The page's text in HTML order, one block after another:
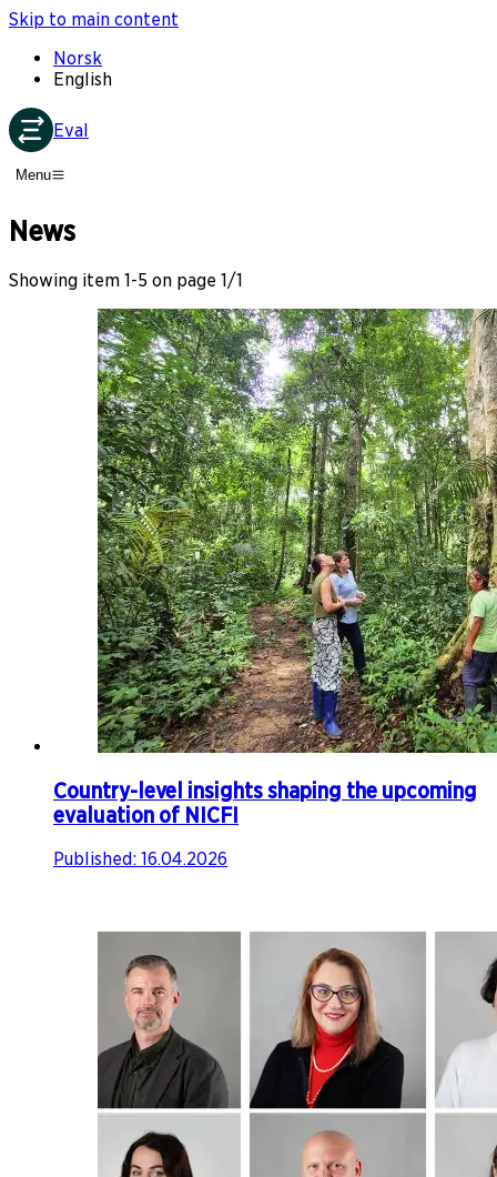
Skip to main content
Norsk
English
Eval
Menu
News
Showing item 1-5 on page 1/1
Country-level insights shaping the upcoming
evaluation of NICFI​​​​‌ ‍ ​‍​‍‌‍ ‌ ​‍‌‍‍‌‌‍‌ ‌‍‍‌‌‍ ‍​‍​‍​ ‍‍​‍​‍‌ ​ ‌‍​‌‌‍ ‍‌‍‍‌‌ ‌​‌ ‍‌​‍ ‍‌‍‍‌‌‍ ​‍​‍​‍ ​​‍​‍‌‍‍​‌ ​‍‌‍‌‌‌‍‌‍​‍​‍​ ‍‍​‍​‍‌‍‍​‌ ‌​‌ ‌​‌ ​​‌ ​ ​ ‍‍​‍ ​‍ ‌‍ ‍‌‍ ‌ ​‍‌‍‌‌‌‍​ ​‍ ‌‌‍‌‌‌ ‌‍‌‍​‌‌‍ ​​‍ ‌‌‍​ ‌‍ ‌‌ ​ ​‍ ‍‌ ‌‍‌‍‌‌‌ ​‍‌‍​ ‌‍‌‌‌‍ ​​‍ ‍‌‍​‌‌ ​​‌ ​​​‍ ‌‍‍‌‌‍ ‍‌ ‌​‌‍‌‌‌‍ ‍‌ ‌​​‍ ‌‍‌‌‌‍‌​‌‍‍‌‌ ‌​​‍ ‌‍ ‌‌‍ ‌‍‌​‌‍‌‌​ ‌‌ ​​‌ ​‍‌‍‌‌‌ ​ ‌‍‌‌‌‍ ‍‌ ‌​‌‍​‌‌ ‌​‌‍‍‌‌‍ ‌‍ ‍​ ‍ ‌‍‍‌‌‍‌​​ ‌​ ‌‍​ ​‍​ ​‌​ ​‌​ ‍‌​ ‌​‌‍​ ​ ​ ​‍ ‌​ ‍‌​ ‍‌‌‍​ ​ ​‍​‍ ‌​ ‌​​ ‌‍​ ‍​​ ‌ ​‍ ‌​ ‍‌​ ​ ​ ‌‌​ ‌‌​‍ ‌​ ​ ​ ​​‌‍‌​‌‍‌‌​ ‌‌‌‍​‍​ ‌​​ ‌ ​ ​ ​ ‍‌‌‍​‌‌‍‌‍​ ‍ ‌ ‌​‌ ‍‌‌ ​​‌‍‌‌​ ‌‌‍ ‍‌‍‌‌‌ ‌ ‌ ​ ‌​​‌‌ ​‍‌ ‌​‌‍‍‌‌‍​ ‌‍ ​‌‍‌‌​ ‍ ‌ ​​‌‍​‌‌ ‌​‌‍‍​​ ‌‌ ‌​‌‍‍‌‌ ‌​‌‍ ​‌‍‌‌​ ‌‍​‍‌‍​‌‌ ​ ‌‍‌‌‌‌‌‌‌ ​‍‌‍ ​​ ‌‌‍‍​‌ ‌​‌ ‌​‌ ​​‌ ​ ​‍‌‌​ ​ ‌​​‌​‍‌‌​ ​‍‌​‌‍​‍‌‌​ ​‍‌​‌‍‌‍ ‍‌‍ ‌ ​‍‌‍‌‌‌‍​ ​‍ ‌‌‍‌‌‌ ‌‍‌‍​‌‌‍ ​​‍ ‌‌‍​ ‌‍ ‌‌ ​ ​‍ ‍‌ ‌‍‌‍‌‌‌ ​‍‌‍​ ‌‍‌‌‌‍ ​​‍ ‍‌‍​‌‌ ​​‌ ​​​‍‌‍‌‍‍‌‌‍‌​​ ‌​ ‌‍​ ​‍​ ​‌​ ​‌​ ‍‌​ ‌​‌‍​ ​ ​ ​‍ ‌​ ‍‌​ ‍‌‌‍​ ​ ​‍​‍ ‌​ ‌​​ ‌‍​ ‍​​ ‌ ​‍ ‌​ ‍‌​ ​ ​ ‌‌​ ‌‌​‍ ‌​ ​ ​ ​​‌‍‌​‌‍‌‌​ ‌‌‌‍​‍​ ‌​​ ‌ ​ ​ ​ ‍‌‌‍​‌‌‍‌‍​‍‌‍‌ ‌​‌ ‍‌‌ ​​‌‍‌‌​ ‌‌‍ ‍‌‍‌‌‌ ‌ ‌ ​ ‌​​‌‌ ​‍‌ ‌​‌‍‍‌‌‍​ ‌‍ ​‌‍‌‌​‍‌‍‌ ​​‌‍​‌‌ ‌​‌‍‍​​ ‌‌ ‌​‌‍‍‌‌ ‌​‌‍ ​‌‍‌‌​‍‌‍‌ ​​‌‍‌‌‌ ​‍‌ ​ ‌ ​​‌‍‌‌‌‍​ ‌ ‌​‌‍‍‌‌ ‌‍‌‍‌‌​ ‌‌ ​​‌ ‌‌‌‍​‍‌‍ ​‌‍‍‌‌ ​ ‌‍‍​‌‍‌‌‌‍‌​​‍​‍‌ ‌
Published: 16.04.2026